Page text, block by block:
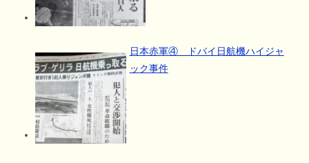
日本赤軍④ ドバイ日航機ハイジャ
ック事件